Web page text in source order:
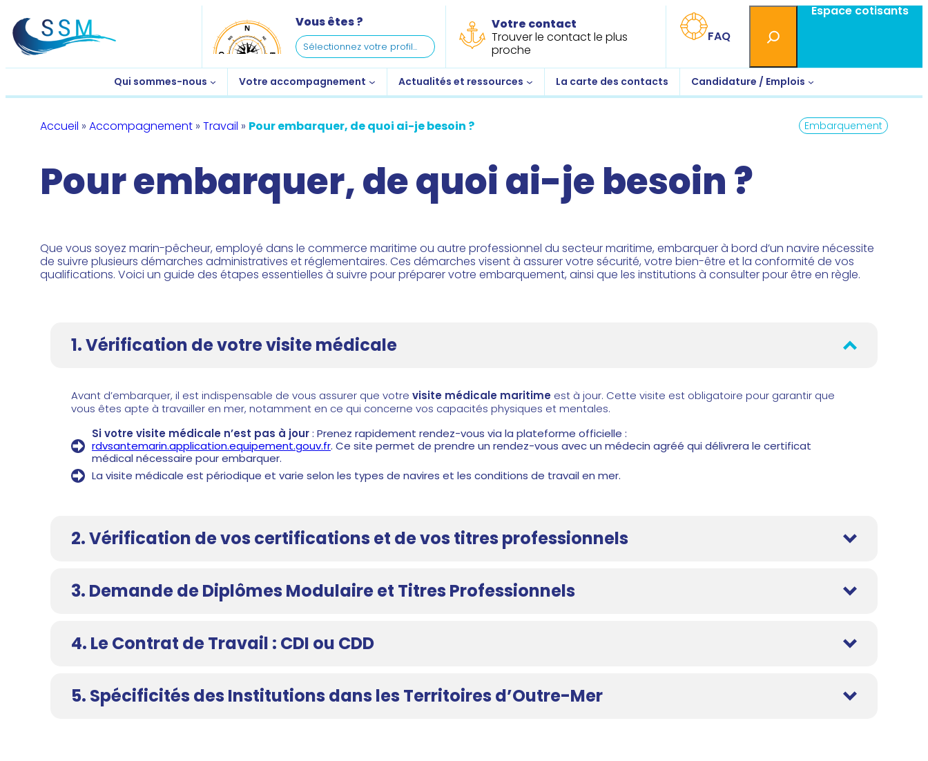
au
contenu
Vous êtes ?
Votre contact
Trouver le contact le plus
proche
FAQ
Rechercher Espace cotisants
Qui sommes-nous Votre accompagnement Actualités et ressources La carte des contacts Candidature / Emplois
Accueil » Accompagnement » Travail » Pour embarquer, de quoi ai-je besoin ? Embarquement
Pour embarquer, de quoi ai-je besoin ?
Que vous soyez marin-pêcheur, employé dans le commerce maritime ou autre professionnel du secteur maritime, embarquer à bord d’un navire nécessite
de suivre plusieurs démarches administratives et réglementaires. Ces démarches visent à assurer votre sécurité, votre bien-être et la conformité de vos
qualifications. Voici un guide des étapes essentielles à suivre pour préparer votre embarquement, ainsi que les institutions à consulter pour être en règle.
1. Vérification de votre visite médicale
Avant d’embarquer, il est indispensable de vous assurer que votre visite médicale maritime est à jour. Cette visite est obligatoire pour garantir que
vous êtes apte à travailler en mer, notamment en ce qui concerne vos capacités physiques et mentales.
Si votre visite médicale n’est pas à jour: Prenez rapidement rendez-vous via la plateforme officielle :
rdvsantemarin.application.equipement.gouv.fr. Ce site permet de prendre un rendez-vous avec un médecin agréé qui délivrera le certificat
médical nécessaire pour embarquer.
La visite médicale est périodique et varie selon les types de navires et les conditions de travail en mer.
2. Vérification de vos certifications et de vos titres professionnels
3. Demande de Diplômes Modulaire et Titres Professionnels
4. Le Contrat de Travail : CDI ou CDD
5. Spécificités des Institutions dans les Territoires d’Outre-Mer